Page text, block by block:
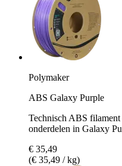
Polymaker
ABS Galaxy Purple
Technisch ABS
onderdelen in Galaxy
€ 35,49
(€ 35,49 / kg)